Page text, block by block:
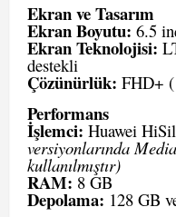
Ekran ve Tasarım
Ekran Boyutu: 6.5
Ekran Teknolojisi:
destekli
Çözünürlük: FHD+
Performans
İşlemci: Huawei
versiyonlarında
kullanılmıştır)
RAM: 8 GB
Depolama: 128 GB